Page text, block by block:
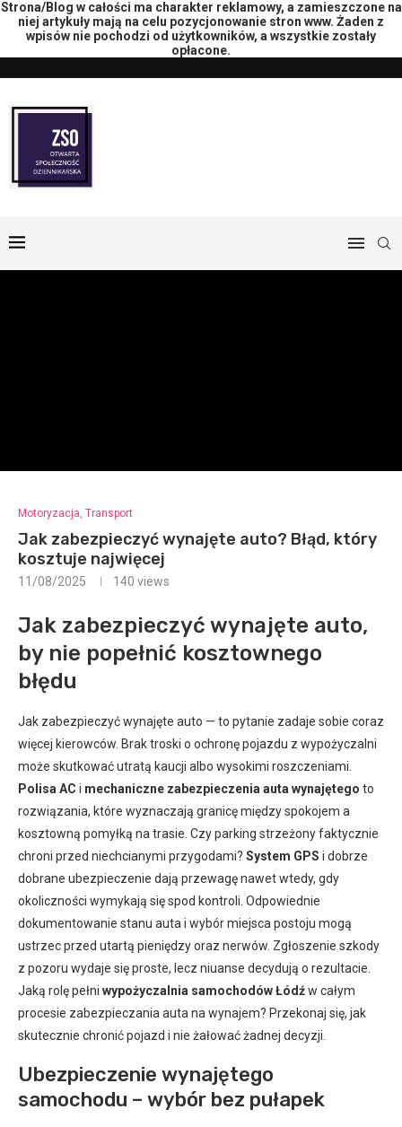
Strona/Blog w całości ma charakter reklamowy, a zamieszczone na
niej artykuły mają na celu pozycjonowanie stron www. Żaden z
wpisów nie pochodzi od użytkowników, a wszystkie zostały
opłacone.
Motoryzacja, Transport
Jak zabezpieczyć wynajęte auto? Błąd, który
kosztuje najwięcej
11/08/2025 140 views
Jak zabezpieczyć wynajęte auto,
by nie popełnić kosztownego
błędu
Jak zabezpieczyć wynajęte auto — to pytanie zadaje sobie coraz
więcej kierowców. Brak troski o ochronę pojazdu z wypożyczalni
może skutkować utratą kaucji albo wysokimi roszczeniami.
Polisa AC i mechaniczne zabezpieczenia auta wynajętego to
rozwiązania, które wyznaczają granicę między spokojem a
kosztowną pomyłką na trasie. Czy parking strzeżony faktycznie
chroni przed niechcianymi przygodami? System GPS i dobrze
dobrane ubezpieczenie dają przewagę nawet wtedy, gdy
okoliczności wymykają się spod kontroli. Odpowiednie
dokumentowanie stanu auta i wybór miejsca postoju mogą
ustrzec przed utartą pieniędzy oraz nerwów. Zgłoszenie szkody
z pozoru wydaje się proste, lecz niuanse decydują o rezultacie.
Jaką rolę pełni wypożyczalnia samochodów Łódźw całym
procesie zabezpieczania auta na wynajem? Przekonaj się, jak
skutecznie chronić pojazd i nie żałować żadnej decyzji.
Ubezpieczenie wynajętego
samochodu – wybór bez pułapek